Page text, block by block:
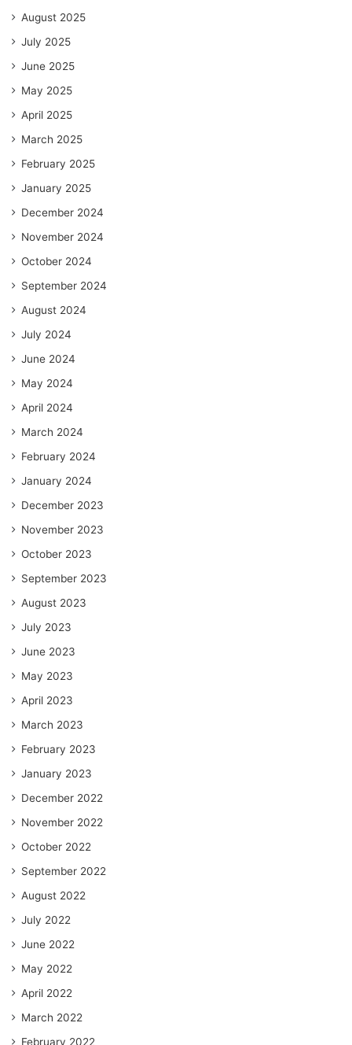
August 2025
July 2025
June 2025
May 2025
April 2025
March 2025
February 2025
January 2025
December 2024
November 2024
October 2024
September 2024
August 2024
July 2024
June 2024
May 2024
April 2024
March 2024
February 2024
January 2024
December 2023
November 2023
October 2023
September 2023
August 2023
July 2023
June 2023
May 2023
April 2023
March 2023
February 2023
January 2023
December 2022
November 2022
October 2022
September 2022
August 2022
July 2022
June 2022
May 2022
April 2022
March 2022
February 2022